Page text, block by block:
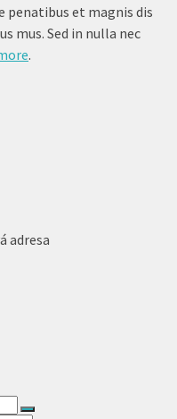
penatibus et magnis dis
mus. Sed in nulla nec
.
adresa